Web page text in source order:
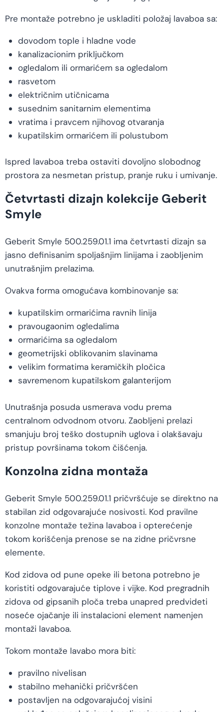
Pre montaže potrebno je uskladiti položaj lavaboa sa:
dovodom tople i hladne vode
kanalizacionim priključkom
ogledalom ili ormarićem sa ogledalom
rasvetom
električnim utičnicama
susednim sanitarnim elementima
vratima i pravcem njihovog otvaranja
kupatilskim ormarićem ili polustubom
Ispred lavaboa treba ostaviti dovoljno slobodnog
prostora za nesmetan pristup, pranje ruku i umivanje.
Četvrtasti dizajn kolekcije Geberit
Smyle
Geberit Smyle 500.259.01.1 ima četvrtasti dizajn sa
jasno definisanim spoljašnjim linijama i zaobljenim
unutrašnjim prelazima.
Ovakva forma omogućava kombinovanje sa:
kupatilskim ormarićima ravnih linija
pravougaonim ogledalima
ormarićima sa ogledalom
geometrijski oblikovanim slavinama
velikim formatima keramičkih pločica
savremenom kupatilskom galanterijom
Unutrašnja posuda usmerava vodu prema
centralnom odvodnom otvoru. Zaobljeni prelazi
smanjuju broj teško dostupnih uglova i olakšavaju
pristup površinama tokom čišćenja.
Konzolna zidna montaža
Geberit Smyle 500.259.01.1 pričvršćuje se direktno na
stabilan zid odgovarajuće nosivosti. Kod pravilne
konzolne montaže težina lavaboa i opterećenje
tokom korišćenja prenose se na zidne pričvrsne
elemente.
Kod zidova od pune opeke ili betona potrebno je
koristiti odgovarajuće tiplove i vijke. Kod pregradnih
zidova od gipsanih ploča treba unapred predvideti
noseće ojačanje ili instalacioni element namenjen
montaži lavaboa.
Tokom montaže lavabo mora biti:
pravilno nivelisan
stabilno mehanički pričvršćen
postavljen na odgovarajućoj visini